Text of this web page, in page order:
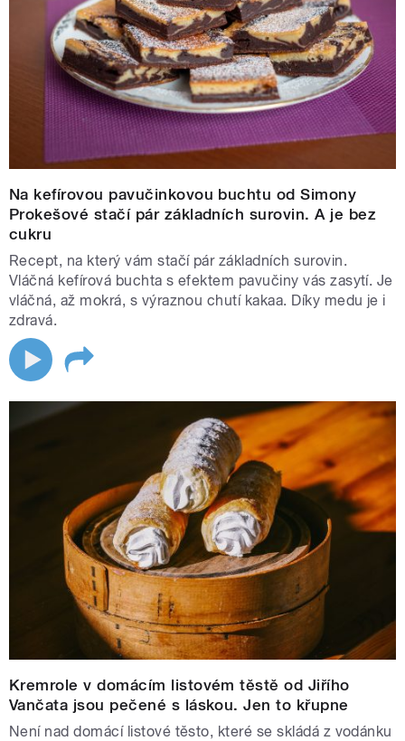
Na kefírovou pavučinkovou buchtu od Simony
Prokešové stačí pár základních surovin. A je bez
cukru
Recept, na který vám stačí pár základních surovin.
Vláčná kefírová buchta s efektem pavučiny vás zasytí. Je
vláčná, až mokrá, s výraznou chutí kakaa. Díky medu je i
zdravá.
Kremrole v domácím listovém těstě od Jiřího
Vančata jsou pečené s láskou. Jen to křupne
Není nad domácí listové těsto, které se skládá z vodánku